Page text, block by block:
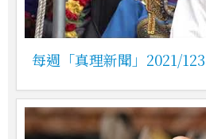
每週「真理新聞」2021/